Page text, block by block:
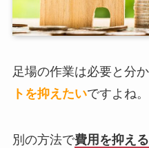
足場の作業は必要と分か
トを抑えたいですよね。
別の方法で費用を抑え